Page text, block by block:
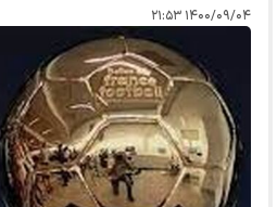
۱۴۰۰/۰۹/۰۴ ۲۱:۵۳